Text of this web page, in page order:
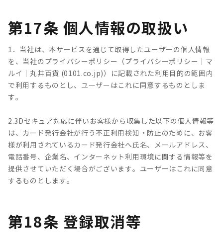
1．当社は、本サービスを通じて取得したユーザーの個人情報
を、当社のプライバシーポリシー（プライバシーポリシー｜マ
ルイ｜丸井百貨 (0101.co.jp)）に記載された利用目的の範囲内
で利用するものとし、ユーザーはこれに同意するものとしま
す。
2.3Dセキュア対応に伴いお客様から収集した以下の個人情報等
は、カード発行会社が行う不正利用検知・防止のために、お客
様が利用されているカード発行会社へ氏名、メールアドレス、
電話番号、企業名、インターネット利用環境に関する情報等を
提供させていただく場合がございます。ユーザーはこれに同意
するものとします。
第17条 個人情報の取扱い
第18条 登録取消等